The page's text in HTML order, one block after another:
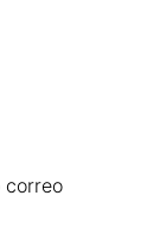
correo